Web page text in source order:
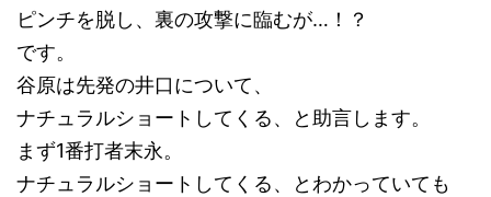
ピンチを脱し、裏の攻撃に臨むが…！？
です。
谷原は先発の井口について、
ナチュラルショートしてくる、と助言します。
まず1番打者末永。
ナチュラルショートしてくる、とわかっていても